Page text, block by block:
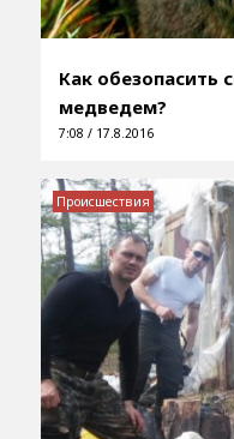
Как обезопасить
медведем?
7:08 / 17.8.2016
Происшествия